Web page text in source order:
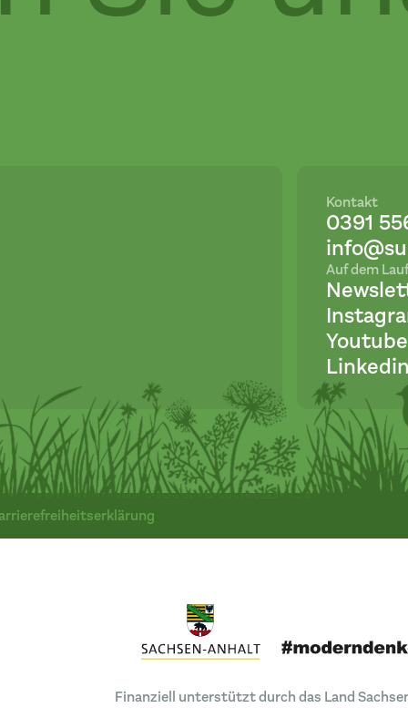
Kontakt
0391
Auf dem
Youtube
Linkedin
Finanziell unterstützt durch das Land